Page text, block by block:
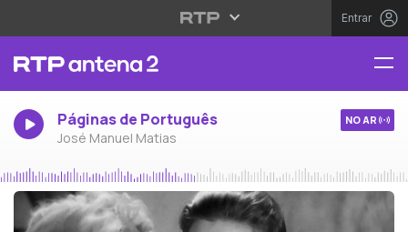
Entrar
Páginas de Português
José Manuel Matias
NO AR